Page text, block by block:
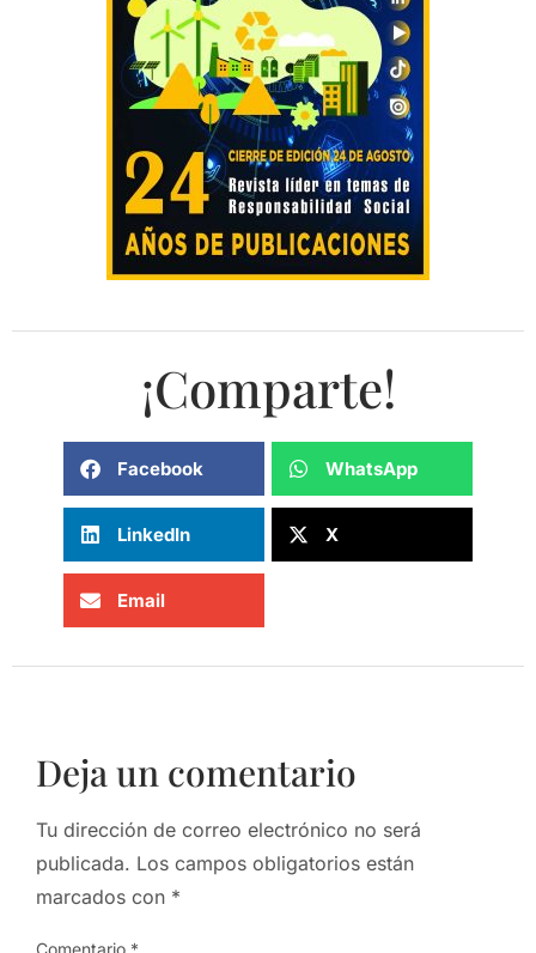
¡Comparte!
Facebook WhatsApp
LinkedIn X
Email
Deja un comentario
Tu dirección de correo electrónico no será
publicada. Los campos obligatorios están
marcados con *